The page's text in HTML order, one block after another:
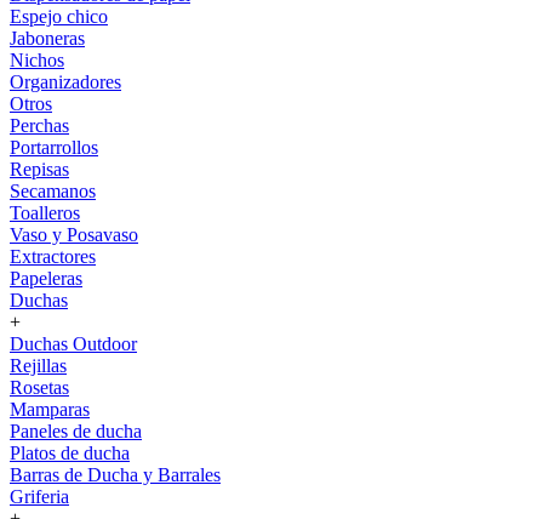
Espejo chico
Jaboneras
Nichos
Organizadores
Otros
Perchas
Portarrollos
Repisas
Secamanos
Toalleros
Vaso y Posavaso
Extractores
Papeleras
Duchas
+
Duchas Outdoor
Rejillas
Rosetas
Mamparas
Paneles de ducha
Platos de ducha
Barras de Ducha y Barrales
Griferia